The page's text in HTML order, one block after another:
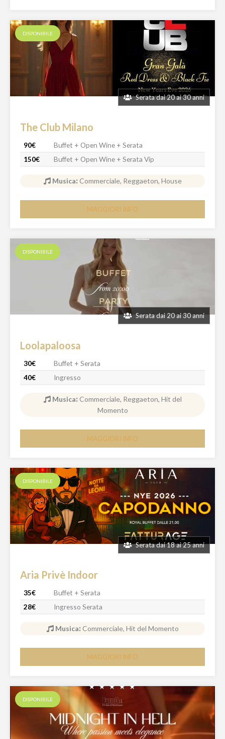
Serata dai 20 ai 30 anni
DISPONIBILE
The Club Milano
90€
Buffet + Open Wine + Serata
150€
Buffet + Open Wine + Serata Vip
Musica: Commerciale, Reggaeton, House
MAGGIORI INFO
Serata dai 20 ai 30 anni
DISPONIBILE
Loolapaloosa
30€
Buffet + Serata
40€
Ingresso
Musica: Commerciale, Reggaeton, Hit del
Momento
MAGGIORI INFO
Serata dai 18 ai 25 anni
DISPONIBILE
Aria Privè Indoor
35€
Buffet + Serata
28€
Ingresso Serata
Musica: Commerciale, Hit del Momento
MAGGIORI INFO
DISPONIBILE